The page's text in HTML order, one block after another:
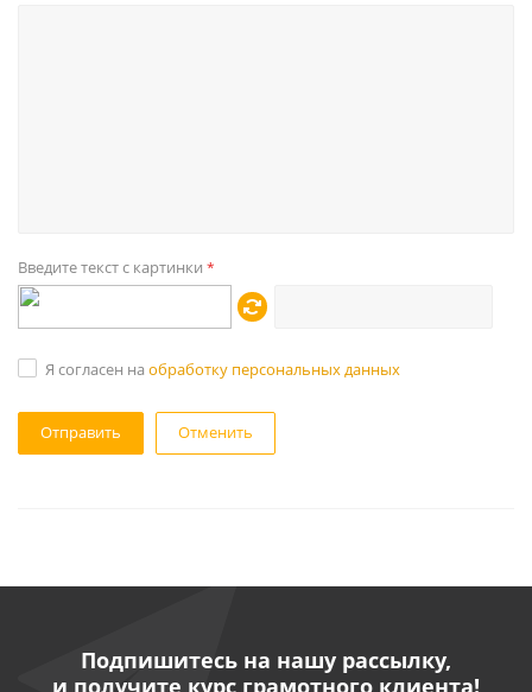
Введите текст с картинки *
Я согласен на обработку персональных данных
Отменить
Подпишитесь на нашу рассылку,
и получите курс грамотного клиента!